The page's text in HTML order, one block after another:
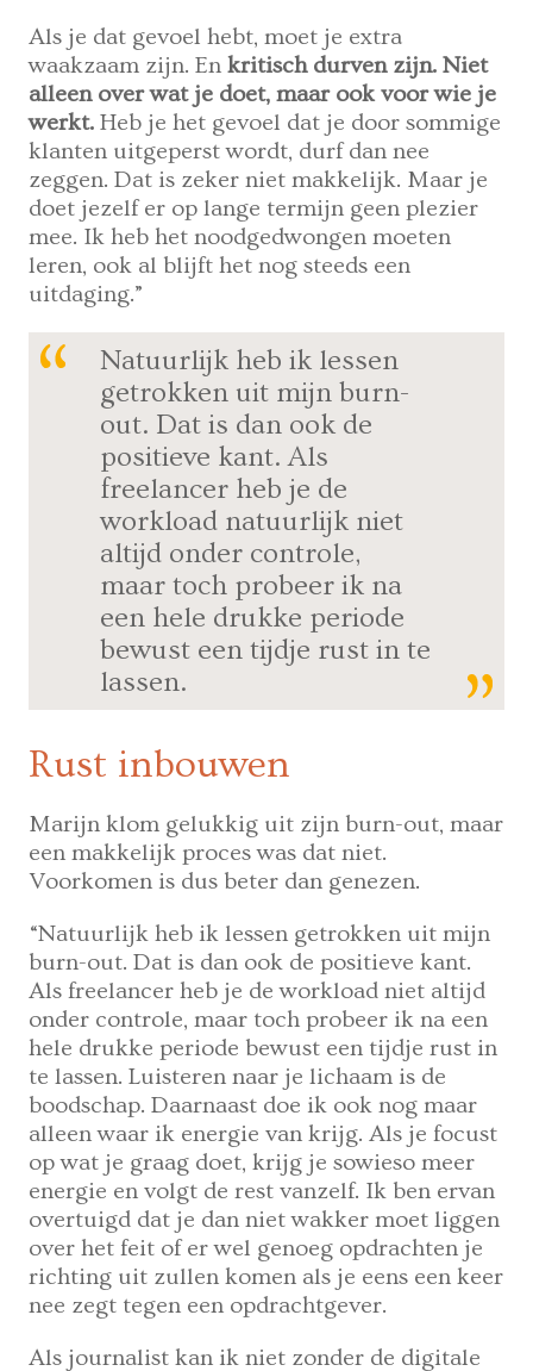
Als je dat gevoel hebt, moet je extra
waakzaam zijn. En kritisch durven zijn. Niet
alleen over wat je doet, maar ook voor wie je
werkt.Heb je het gevoel dat je door sommige
klanten uitgeperst wordt, durf dan nee
zeggen. Dat is zeker niet makkelijk. Maar je
doet jezelf er op lange termijn geen plezier
mee. Ik heb het noodgedwongen moeten
leren, ook al blijft het nog steeds een
uitdaging.”
Natuurlijk heb ik lessen
getrokken uit mijn burn-
out. Dat is dan ook de
positieve kant. Als
freelancer heb je de
workload natuurlijk niet
altijd onder controle,
maar toch probeer ik na
een hele drukke periode
bewust een tijdje rust in te
lassen.
Rust inbouwen
Marijn klom gelukkig uit zijn burn-out, maar
een makkelijk proces was dat niet.
Voorkomen is dus beter dan genezen.
“Natuurlijk heb ik lessen getrokken uit mijn
burn-out. Dat is dan ook de positieve kant.
Als freelancer heb je de workload niet altijd
onder controle, maar toch probeer ik na een
hele drukke periode bewust een tijdje rust in
te lassen. Luisteren naar je lichaam is de
boodschap. Daarnaast doe ik ook nog maar
alleen waar ik energie van krijg. Als je focust
op wat je graag doet, krijg je sowieso meer
energie en volgt de rest vanzelf. Ik ben ervan
overtuigd dat je dan niet wakker moet liggen
over het feit of er wel genoeg opdrachten je
richting uit zullen komen als je eens een keer
nee zegt tegen een opdrachtgever.
Als journalist kan ik niet zonder de digitale